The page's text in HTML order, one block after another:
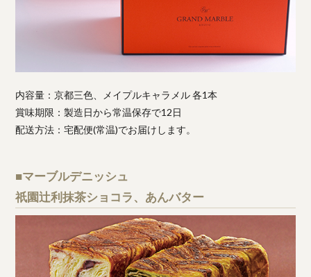
内容量：京都三色、メイプルキャラメル 各1本
賞味期限：製造日から常温保存で12日
配送方法：宅配便(常温)でお届けします。
■マーブルデニッシュ
祇園辻利抹茶ショコラ、あんバター